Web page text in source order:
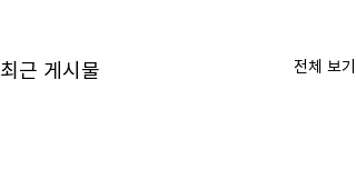
최근 게시물 전체 보기